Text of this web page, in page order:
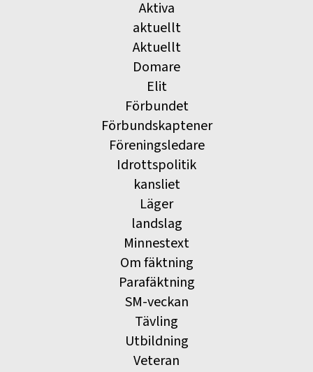
Aktiva
aktuellt
Aktuellt
Domare
Elit
Förbundet
Förbundskaptener
Föreningsledare
Idrottspolitik
kansliet
Läger
landslag
Minnestext
Om fäktning
Parafäktning
SM-veckan
Tävling
Utbildning
Veteran